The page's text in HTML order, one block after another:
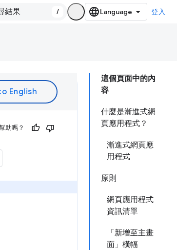
/ 登入
這個頁面中的內
容
什麼是漸進式網
頁應用程式？
漸進式網頁應
用程式
原則
網頁應用程式
資訊清單
「新增至主畫
面」橫幅
助嗎？